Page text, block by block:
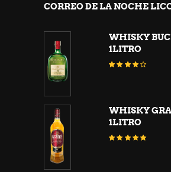
CORREO DE LA NOCHE
WHISKY
1LITRO
WHISKY
1LITRO